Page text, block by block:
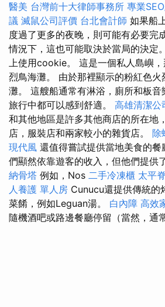
醫美 台灣前十大律師事務所 專業
議 滅鼠公司評價 台北會計師 如果船
度過了更多的夜晚，則可能有必要完
情況下，這也可能取決於當局的決定
上使用cookie。 這是一個私人島嶼
烈鳥海灘。 由於那裡顯示的粉紅色
灘。 這艘船通常有淋浴，廁所和板音
旅行中都可以感到舒適。 高雄清潔公
和其他地區是許多其他商店的所在地
店，服裝店和兩家較小的雜貨店。 除
現代風 還值得嘗試提供當地美食的餐
們顯然依靠遊客的收入，但他們提供
納骨塔 例如，Nos 二手冷凍櫃 太平
人養護 單人房 Cunucu還提供傳統的
菜餚，例如Leguan湯。 白內障 高效
隨機酒吧或路邊餐廳停留（當然，通